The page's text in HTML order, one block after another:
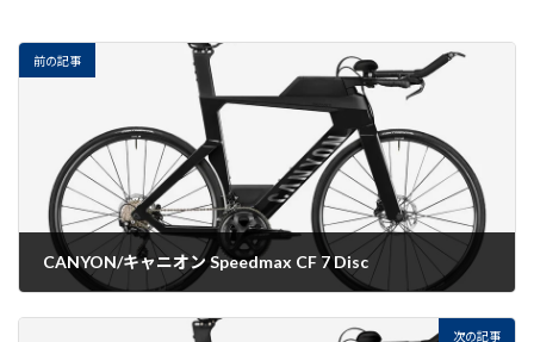
前の記事
CANYON/キャニオン Speedmax CF 7 Disc
2022-08-10
次の記事